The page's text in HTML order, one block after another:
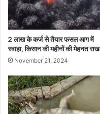
2 लाख के कर्ज से तैयार फसल आग में
स्वाहा, किसान की महीनों की मेहनत राख
November 21, 2024